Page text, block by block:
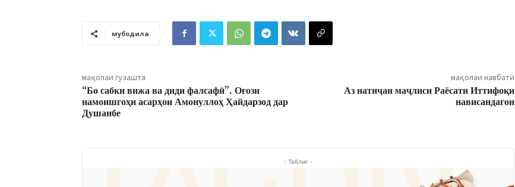
мубодила
мақолаи гузашта
“Бо сабки вижа ва диди фалсафӣ”. Оғози
намоишгоҳи асарҳои Амонуллоҳ Ҳайдарзод дар
Душанбе
мақолаи навбатӣ
Аз натиҷаи маҷлиси Раёсати Иттифоқи
нависандагон
- Таблиғ -